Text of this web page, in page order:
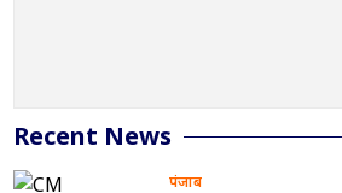
Recent News
पंजाब